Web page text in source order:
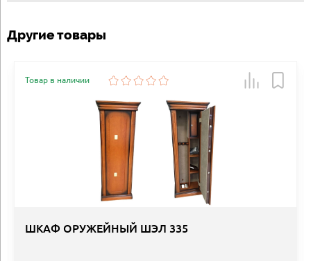
Другие товары
Товар в наличии
ШКАФ ОРУЖЕЙНЫЙ ШЭЛ 335